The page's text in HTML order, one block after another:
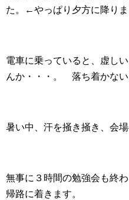
た。←やっぱり夕方に降りま
電車に乗っていると、虚し
んか・・・。 落ち着かない
暑い中、汗を掻き掻き、会
無事に３時間の勉強会も終
帰路に着きます。